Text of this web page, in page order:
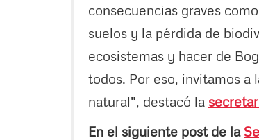
consecuencias graves
suelos y la pérdida de
ecosistemas y hacer de
todos. Por eso, invitamos a
natural", destacó la
En el siguiente post de la